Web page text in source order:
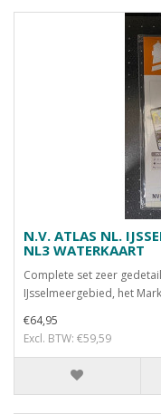
N.V. ATLAS NL.
NL3 WATERKAART
Complete set zeer
IJsselmeergebied, het
€64,95
Excl. BTW: €59,59